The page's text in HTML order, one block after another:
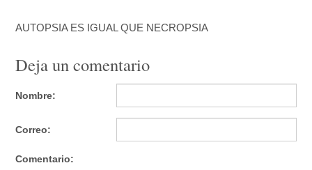
AUTOPSIA ES IGUAL QUE NECROPSIA
Deja un comentario
Nombre:
Correo:
Comentario: